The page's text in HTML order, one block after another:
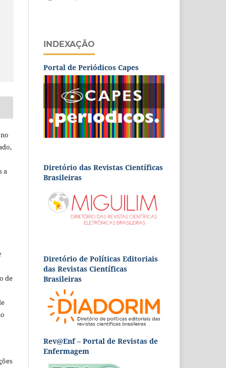
a
de
INDEXAÇÃO
Portal de Periódicos Capes
Diretório das Revistas Científicas
Brasileiras
Diretório de Políticas Editoriais
das Revistas Científicas
Brasileiras
Rev@Enf – Portal de Revistas de
Enfermagem